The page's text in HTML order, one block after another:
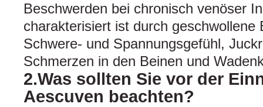
Beschwerden bei chronisch venöser
charakterisiert ist durch geschwollene
Schwere- und Spannungsgefühl,
Schmerzen in den Beinen und
2.Was sollten Sie vor der
Aescuven beachten?